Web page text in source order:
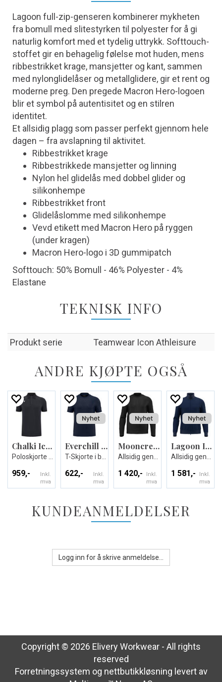
Lagoon full-zip-genseren kombinerer mykheten
fra bomull med slitestyrken til polyester for å gi
naturlig komfort med et tydelig uttrykk. Softtouch-
stoffet gir en behagelig følelse mot huden, mens
ribbestrikket krage, mansjetter og kant, sammen
med nylonglidelåser og metallglidere, gir et rent og
moderne preg. Den pregede Macron Hero-logoen
blir et symbol på autentisitet og en stilren
identitet.
Et allsidig plagg som passer perfekt gjennom hele
dagen – fra avslapning til aktivitet.
Ribbestrikket krage
Ribbestrikkede mansjetter og linning
Nylon hel glidelås med dobbel glider og
silikonhempe
Ribbestrikket front
Glidelåslomme med silikonhempe
Vevd etikett med Macron Hero på ryggen
(under kragen)
Macron Hero-logo i 3D gummipatch
Softtouch: 50% Bomull - 46% Polyester - 4%
Elastane
TEKNISK INFO
Produkt serie Teamwear Icon Athleisure
ANDRE KJØPTE OGSÅ
Chalki Icon stretch polo
959,-
Inkl.
mva
Everchill Icon stretch T-shirt
622,-
Inkl.
mva
Mooncrest Roundneck Sweatshirt
1 420,-
Inkl.
mva
Lagoon Icon Full Zip Sweatshirt
1 581,-
Inkl.
mva
KUNDEANMELDELSER
Logg inn for å skrive anmeldelse...
Copyright © 2026 Elivery Workwear - All rights
reserved
Forretningssystem og nettbutikkløsning levert av